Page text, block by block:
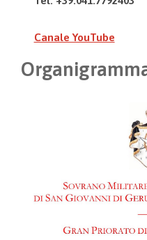
Canale YouTube